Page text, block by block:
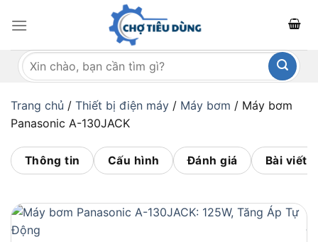
qua
dungTìm
kiếm:
Trang chủ / Thiết bị điện máy / Máy bơm / Máy bơm
Panasonic A-130JACK
Thông tin Cấu hình Đánh giá Bài viết